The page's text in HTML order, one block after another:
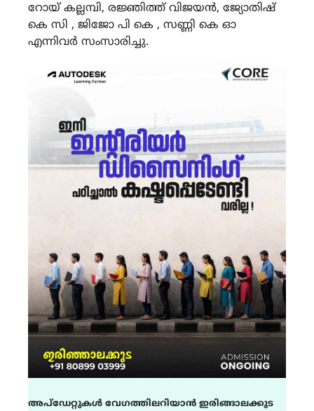
റോയ് കല്ലമ്പി, രജ്ഞിത്ത് വിജയൻ, ജ്യോതിഷ്
കെ സി , ജിജോ പി കെ , സണ്ണി കെ ഓ
എന്നിവർ സംസാരിച്ചു.
അപ്ഡേറ്റുകൾ വേഗത്തിലറിയാൻ ഇരിങ്ങാലക്കുട